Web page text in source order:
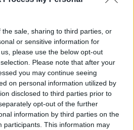
sale, sharing to third parties, or
or sensitive information for
please use the below opt-out
Please note that after your
you may continue seeing
on personal information utilized by
disclosed to third parties prior to
opt-out of the further
information by third parties on the
participants. This information may